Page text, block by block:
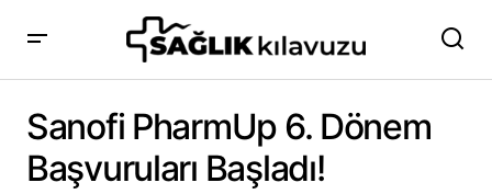
Sanofi PharmUp 6. Dönem
Başvuruları Başladı!